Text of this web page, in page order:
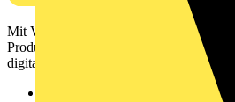
Mit Voltimum erhalten Elektrofachkräfte
Produktinformationen, Schulungen und
digitalen Plattform und Community.